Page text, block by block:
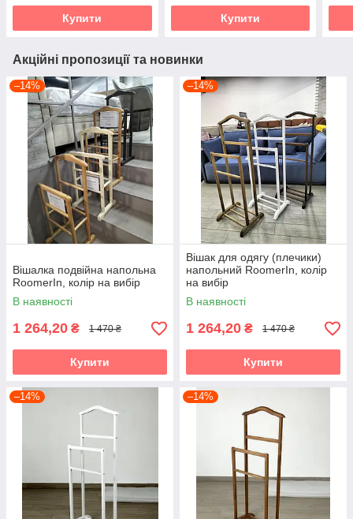
Купити Купити
Акційні пропозиції та новинки
–14%
Вішалка подвійна напольна
RoomerIn, колір на вибір
В наявності
1 264,20 ₴ 1 470 ₴
Купити
–14%
Вішак для одягу (плечики)
напольний RoomerIn, колір
на вибір
В наявності
1 264,20 ₴ 1 470 ₴
Купити
–14% –14%